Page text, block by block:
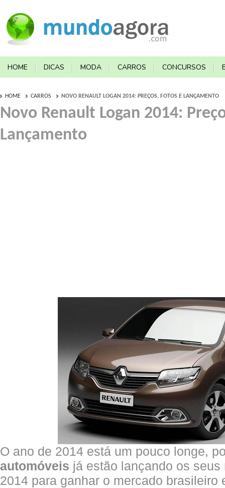
HOME DICAS MODA CARROS CONCURSOS
HOME CARROS NOVO RENAULT LOGAN 2014: PREÇOS, FOTOS E LANÇAMENTO
Novo Renault Logan 2014:
Lançamento
O ano de 2014 está um pouco longe,
automóveis já estão lançando os
2014 para ganhar o mercado brasileiro